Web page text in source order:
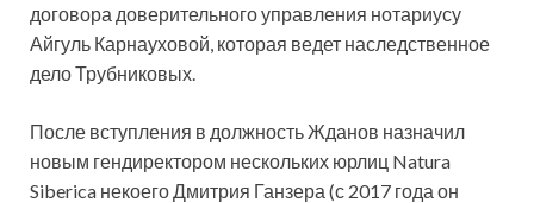
договора доверительного управления нотариусу
Айгуль Карнауховой, которая ведет наследственное
дело Трубниковых.
После вступления в должность Жданов назначил
новым гендиректором нескольких юрлиц Natura
Siberica некоего Дмитрия Ганзера (с 2017 года он